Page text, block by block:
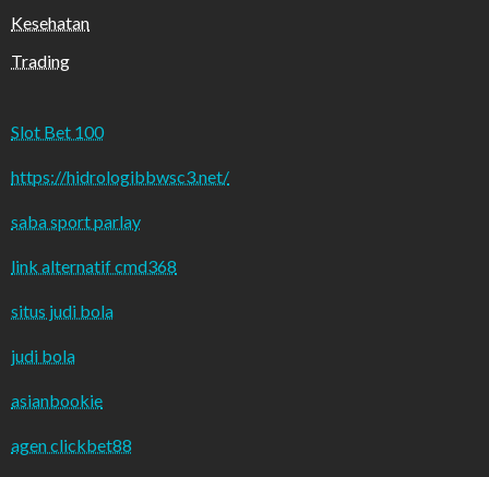
Kesehatan
Trading
Slot Bet 100
https://hidrologibbwsc3.net/
saba sport parlay
link alternatif cmd368
situs judi bola
judi bola
asianbookie
agen clickbet88